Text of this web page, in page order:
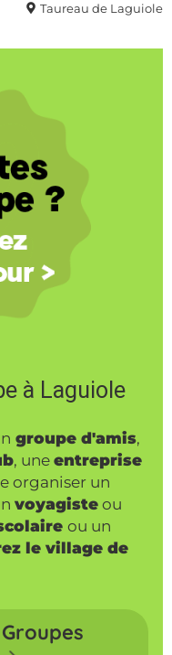
Taureau de Laguiole
à Laguiole
groupe d'amis,
, une entreprise
organiser un
voyagiste ou
ou un
le village de